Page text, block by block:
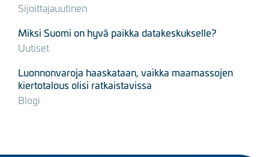
Sijoittajauutinen
Miksi Suomi on hyvä paikka datakeskukselle?
Uutiset
Luonnonvaroja haaskataan, vaikka maamassojen
kiertotalous olisi ratkaistavissa
Blogi